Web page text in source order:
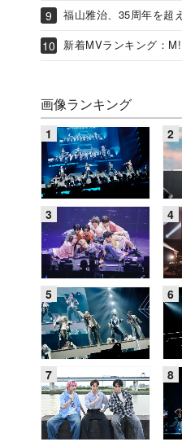
福山雅治、35周年を超
新着MVランキング：
画像ランキング